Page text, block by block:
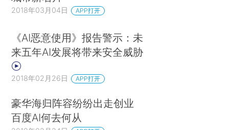
2018年03月04日 APP打开
《AI恶意使用》报告警示：未
来五年AI发展将带来安全威胁
2018年02月26日 APP打开
豪华海归阵容纷纷出走创业
百度AI何去何从